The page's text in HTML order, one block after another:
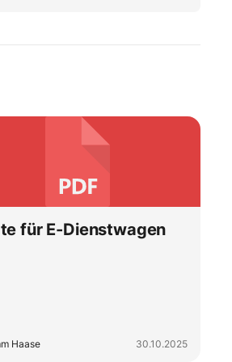
für E-Dienstwagen
Haase 30.10.2025